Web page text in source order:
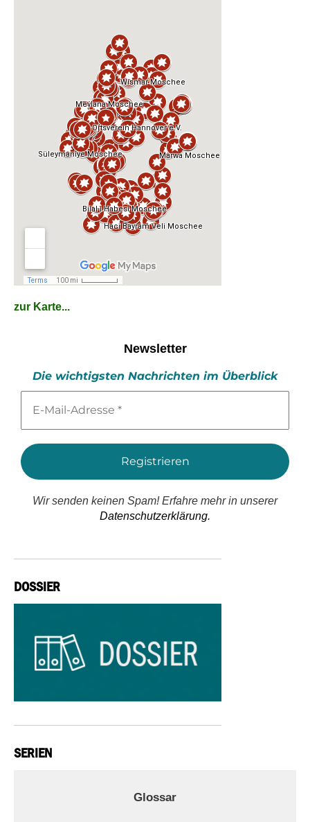
zur Karte...
Newsletter
Die wichtigsten Nachrichten im Überblick
Mail-
*
Wir senden keinen Spam! Erfahre mehr in unserer
Datenschutzerklärung.
DOSSIER
SERIEN
Glossar